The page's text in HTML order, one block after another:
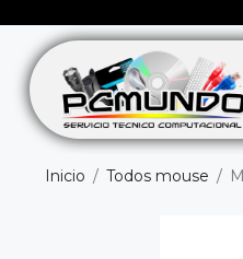
Inicio Todos mouse